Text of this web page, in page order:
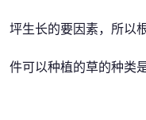
坪生长的要因素，所以
件可以种植的草的种类